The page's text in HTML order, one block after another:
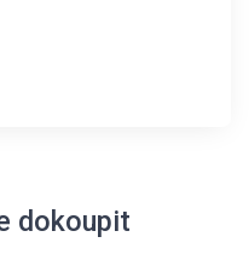
dokoupit